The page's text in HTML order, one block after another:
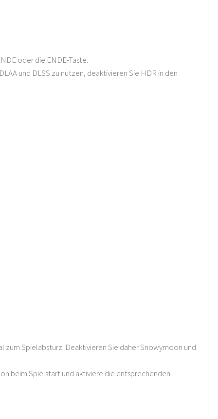
oder die ENDE-Taste.
und DLSS zu nutzen, deaktivieren Sie HDR in den
zum Spielabsturz. Deaktivieren Sie daher Snowymoon und
beim Spielstart und aktiviere die entsprechenden